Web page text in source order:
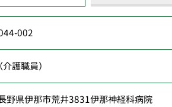
002
護職員）
野県伊那市荒井3831伊那神経科病院